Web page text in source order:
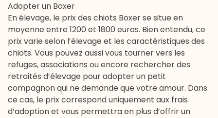
Adopter un Boxer
En élevage, le prix des chiots Boxer se situe en
moyenne entre 1200 et 1800 euros. Bien entendu, ce
prix varie selon l’élevage et les caractéristiques des
chiots. Vous pouvez aussi vous tourner vers les
refuges, associations ou encore rechercher des
retraités d’élevage pour adopter un petit
compagnon qui ne demande que votre amour. Dans
ce cas, le prix correspond uniquement aux frais
d’adoption et vous permettra en plus d’offrir un